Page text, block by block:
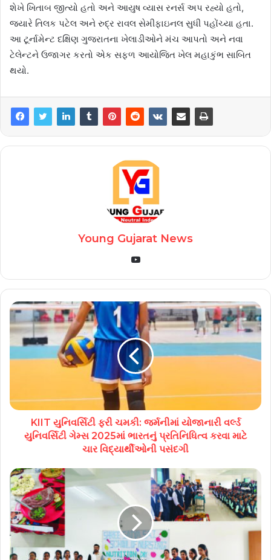
શેખે ખિતાબ જીત્યો હતો અને આયુષ વ્યાસ રનર્સ અપ રહ્યો હતો,
જ્યારે તિલક પટેલ અને રુદ્ર રાવલ સેમીફાઇનલ સુધી પહોંચ્યા હતા.
આ ટૂર્નામેન્ટ દક્ષિણ ગુજરાતના ખેલાડીઓને મંચ આપતો અને નવા
ટેલેન્ટને ઉજાગર કરતો એક સફળ આયોજિત ખેલ મહાકુંભ સાબિત
થયો.
Young Gujarat News
YouTube
KIIT યુનિવર્સિટી ફરી ચમકી: જર્મનીમાં યોજાનારી વર્લ્ડ
યુનિવર્સિટી ગેમ્સ 2025માં ભારતનું પ્રતિનિધિત્વ કરવા માટે
ચાર વિદ્યાર્થીઓની પસંદગી